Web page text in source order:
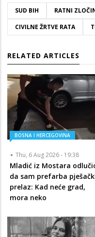
SUD BIH RATNI
CIVILNE ŽRTVE RATA
RELATED ARTICLES
BOSNA I HERCEGOVINA
Thu, 6 Aug 2026 - 19:38
Mladić iz Mostara
da sam prefarba
prelaz: Kad neće grad,
mora neko